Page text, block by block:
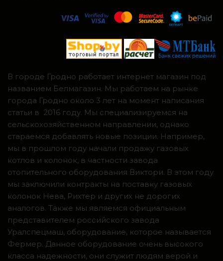
В городе Гродно работает интернет магазин под
названием Белмагазин. Мы работаем на рынке
города Гродно около 3 лет на момент написания
статьи в 2016 году. Мы специализируемся на
сельскохозяйственном направлении, однако
стараемся добавлять новые позиции. Например,
мы в прошлом году начали продажу газовых
котлов и колонок, в частности завода
отопительного оборудования Виктори. В этом году
мы заключили контракты на поставку газовых
колонок Нева, Рихтер и других не дорогих
аналогов. Также мы являемся официальным
представителем российского завода
Уралспецмаш, оборудование, которое называется
Фермер. Данное оборудование очень высокого
класса надежности, они служит людям верой и